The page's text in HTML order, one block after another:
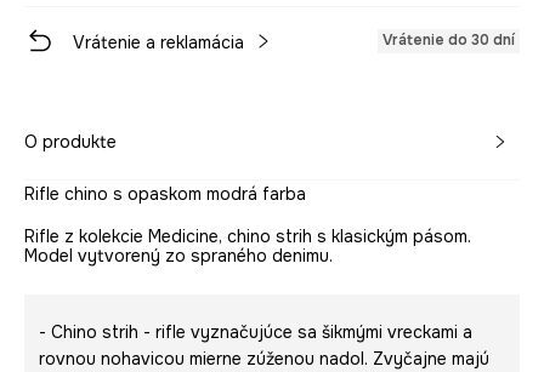
Vrátenie a reklamácia Vrátenie do 30 dní
O produkte
Rifle chino s opaskom modrá farba
Rifle z kolekcie Medicine, chino strih s klasickým pásom.
Model vytvorený zo spraného denimu.
- Chino strih - rifle vyznačujúce sa šikmými vreckami a
rovnou nohavicou mierne zúženou nadol. Zvyčajne majú